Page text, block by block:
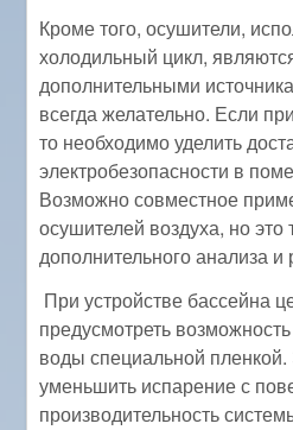
Кроме того, осушители,
холодильный цикл,
дополнительными
всегда желательно. Если
то необходимо уделить
электробезопасности в
Возможно совместное
осушителей воздуха, но это
дополнительного анализа и
При устройстве бассейна
предусмотреть
воды специальной пленкой.
уменьшить испарение с
производительность